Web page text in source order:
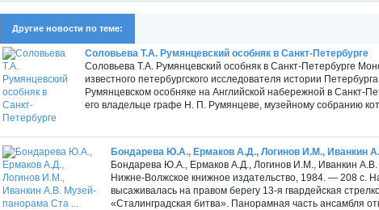
Другие новости по теме:
Соловьева Т.А. Румянцевский особняк в Санкт-Петербурге
Соловьева Т.А. Румянцевский особняк в Санкт-Петербурге
известного петербургского исследователя истории
Румянцевском особняке на Английской набережной в Санкт-
его владельце графе Н. П. Румянцеве, музейному собранию
Бондарева Ю.А., Ермаков А.Д., Логинов И.М., Иванкин
Бондарева Ю.А., Ермаков А.Д., Логинов И.М., Иванкин
Нижне-Волжское книжное издательство, 1984. — 208 с.
высаживалась на правом берегу 13-я гвардейская
«Сталинградская битва». Панорамная часть ансамбля